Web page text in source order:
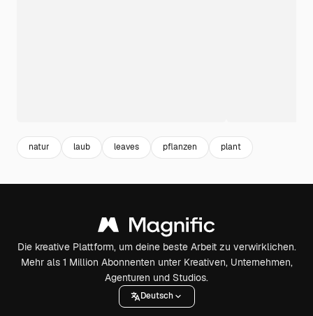
natur laub leaves pflanzen plant
Die kreative Plattform, um deine beste Arbeit zu verwirklichen.
Mehr als 1 Million Abonnenten unter Kreativen, Unternehmen,
Agenturen und Studios.
Deutsch